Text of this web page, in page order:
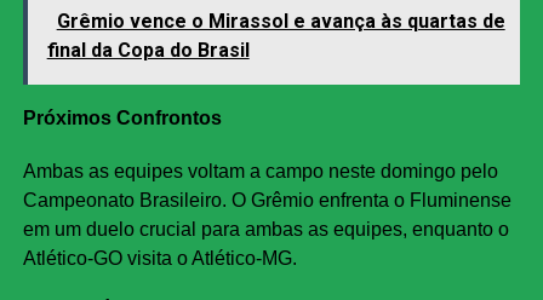
Grêmio vence o Mirassol e avança às quartas de
final da Copa do Brasil
Próximos Confrontos
Ambas as equipes voltam a campo neste domingo pelo
Campeonato Brasileiro. O Grêmio enfrenta o Fluminense
em um duelo crucial para ambas as equipes, enquanto o
Atlético-GO visita o Atlético-MG.